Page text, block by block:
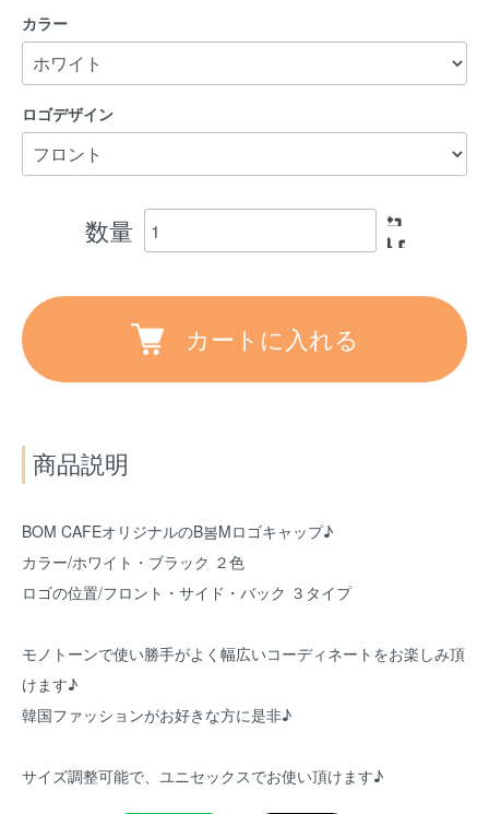
カラー
ロゴデザイン
数量
カートに入れる
商品説明
BOM CAFEオリジナルのB봄Mロゴキャップ♪
カラー/ホワイト・ブラック ２色
ロゴの位置/フロント・サイド・バック ３タイプ
モノトーンで使い勝手がよく幅広いコーディネートをお楽しみ頂
けます♪
韓国ファッションがお好きな方に是非♪
サイズ調整可能で、ユニセックスでお使い頂けます♪